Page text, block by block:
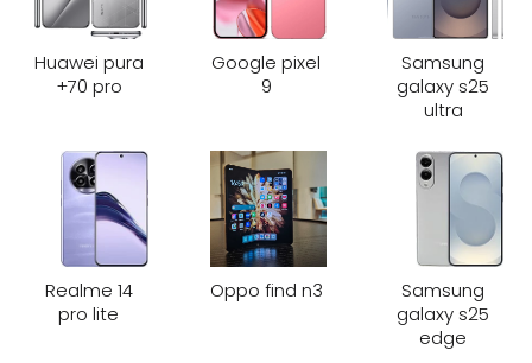
Samsung
galaxy s25
ultra
Google pixel
9
Huawei pura
70 pro+
Samsung
galaxy s25
edge
Oppo find n3
Realme 14
pro lite